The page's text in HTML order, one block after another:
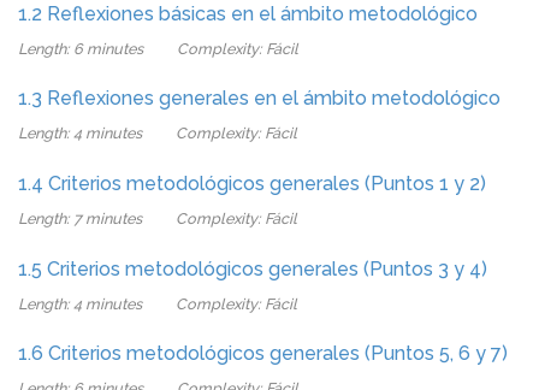
1.2 Reflexiones básicas en el ámbito metodológico
Length: 6 minutes Complexity: Fácil
1.3 Reflexiones generales en el ámbito metodológico
Length: 4 minutes Complexity: Fácil
1.4 Criterios metodológicos generales (Puntos 1 y 2)
Length: 7 minutes Complexity: Fácil
1.5 Criterios metodológicos generales (Puntos 3 y 4)
Length: 4 minutes Complexity: Fácil
1.6 Criterios metodológicos generales (Puntos 5, 6 y 7)